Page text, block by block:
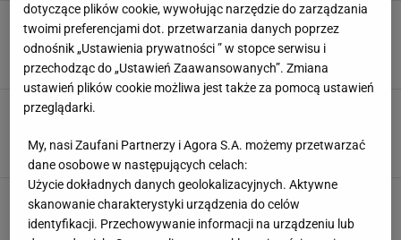
Tragiczna śmierć uznanego piłkarza. Miał 38
lat. Eto'o żegna kolegę
Bartosz Królikowski,28 CZERWCA 2024, 07:54
Michał Chmielewski,30 MAJA 2024, 11:49
Skompromitowany Eto'o podał się do dymisji.
Potem nastąpił niespodziewany zwrot akcji
dotyczące plików cookie, wywołując narzędzie do zarządzania
twoimi preferencjami dot. przetwarzania danych poprzez
odnośnik „Ustawienia prywatności ” w stopce serwisu i
przechodząc do „Ustawień Zaawansowanych”. Zmiana
ustawień plików cookie możliwa jest także za pomocą ustawień
przeglądarki.
My, nasi Zaufani Partnerzy i Agora S.A. możemy przetwarzać
dane osobowe w następujących celach:
Użycie dokładnych danych geolokalizacyjnych. Aktywne
skanowanie charakterystyki urządzenia do celów
identyfikacji. Przechowywanie informacji na urządzeniu lub